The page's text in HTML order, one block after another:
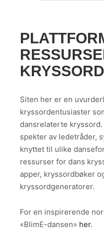
KRYSSORD
Siten her er en
kryssordentusiaster
dansrelaterte
spekter av ledetråder,
knyttet til ulike
ressurser for dans
apper, kryssordbøker
kryssordgeneratorer.
For en inspirerende
«BlimE-dansen» her.